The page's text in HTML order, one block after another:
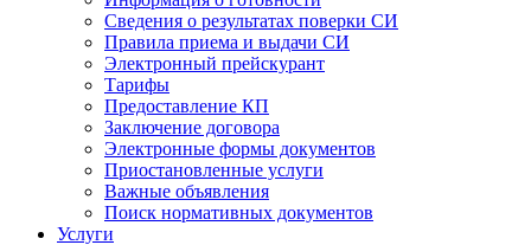
Сведения о результатах поверки СИ
Правила приема и выдачи СИ
Электронный прейскурант
Тарифы
Предоставление КП
Заключение договора
Электронные формы документов
Приостановленные услуги
Важные объявления
Поиск нормативных документов
Услуги